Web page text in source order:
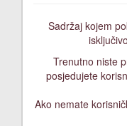
Sadržaj kojem
isključivo
Trenutno niste
posjedujete
Ako nemate